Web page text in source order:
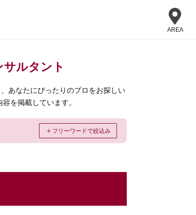
AREA
ルタント
あなたにぴったりのプロをお探しい
を掲載しています。
＋ フリーワードで絞込み